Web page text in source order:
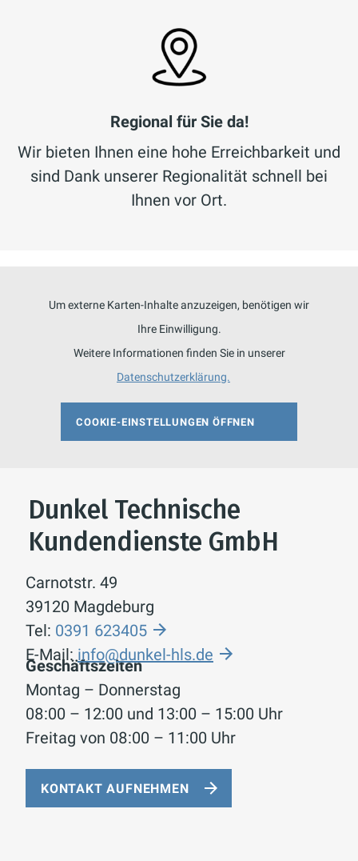
Regional für Sie da!
Wir bieten Ihnen eine hohe Erreichbarkeit und
sind Dank unserer Regionalität schnell bei
Ihnen vor Ort.
Um externe Karten-Inhalte anzuzeigen, benötigen wir
Ihre Einwilligung.
Weitere Informationen finden Sie in unserer
Datenschutzerklärung.
COOKIE-EINSTELLUNGEN ÖFFNEN
Dunkel Technische
Kundendienste GmbH
Carnotstr. 49
39120 Magdeburg
Tel: 0391 623405
E-Mail: info@dunkel-hls.de
Geschäftszeiten
Montag – Donnerstag
08:00 – 12:00 und 13:00 – 15:00 Uhr
Freitag von 08:00 – 11:00 Uhr
KONTAKT AUFNEHMEN